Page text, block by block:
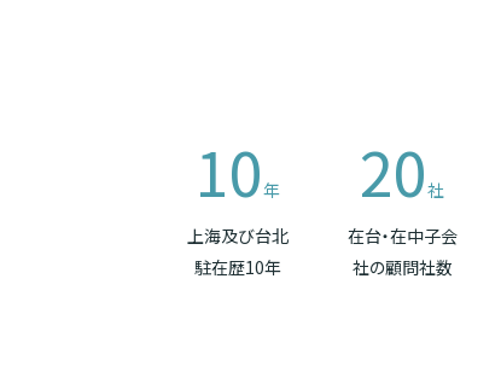
10年
上海及び台北
駐在歴10年
20社
在台・在中子会
社の顧問社数